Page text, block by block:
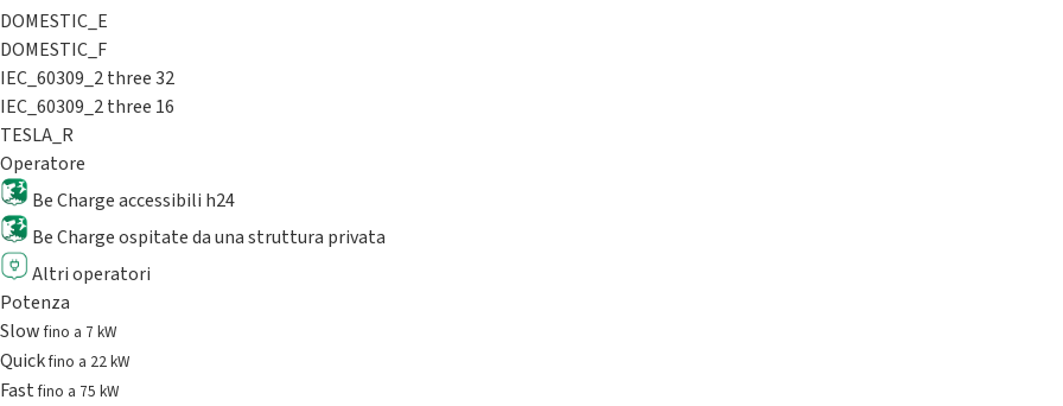
DOMESTIC_E
DOMESTIC_F
IEC_60309_2 three 32
IEC_60309_2 three 16
TESLA_R
Operatore
Be Charge accessibili h24
Be Charge ospitate da una struttura privata
Altri operatori
Potenza
Slowfino a 7 kW
Quickfino a 22 kW
Fastfino a 75 kW